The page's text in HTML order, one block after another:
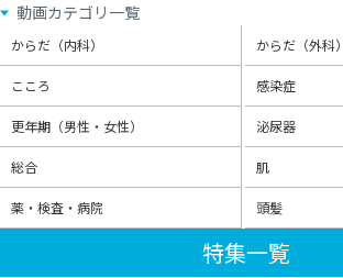
動画カテゴリ一覧
からだ（内科） からだ（外科）
こころ 感染症
更年期（男性・女性） 泌尿器
総合 肌
薬・検査・病院 頭髪
特集一覧